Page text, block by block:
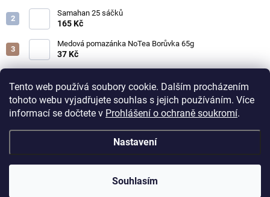
Tento web používá soubory cookie. Dalším procházením
tohoto webu vyjadřujete souhlas s jejich používáním. Více
informací se dočtete v Prohlášení o ochraně soukromí.
Nastavení
Souhlasím
do 3 pracovních dnů. Doručení do odběrných boxů volte
kapacity boxů. Při zaplnění odběrného místa může být
přepravcem zásilka přesměrována na nejbližší volné
Samahan 25 sáčků
165 Kč
Medová pomazánka NoTea Borůvka 65g
37 Kč
37 Kč
Medová pomazánka NoTea Brusinka 65g
37 Kč
Copyright 2026Čajíčky.cz - lahodné čaje a horké nápoje. Všechna práva
Upravit nastavení cookies